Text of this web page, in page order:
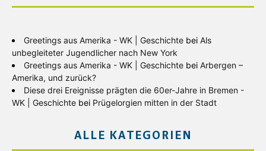
Greetings aus Amerika - WK | Geschichte bei Als
unbegleiteter Jugendlicher nach New York
Greetings aus Amerika - WK | Geschichte bei Arbergen –
Amerika, und zurück?
Diese drei Ereignisse prägten die 60er-Jahre in Bremen -
WK | Geschichte bei Prügelorgien mitten in der Stadt
ALLE KATEGORIEN